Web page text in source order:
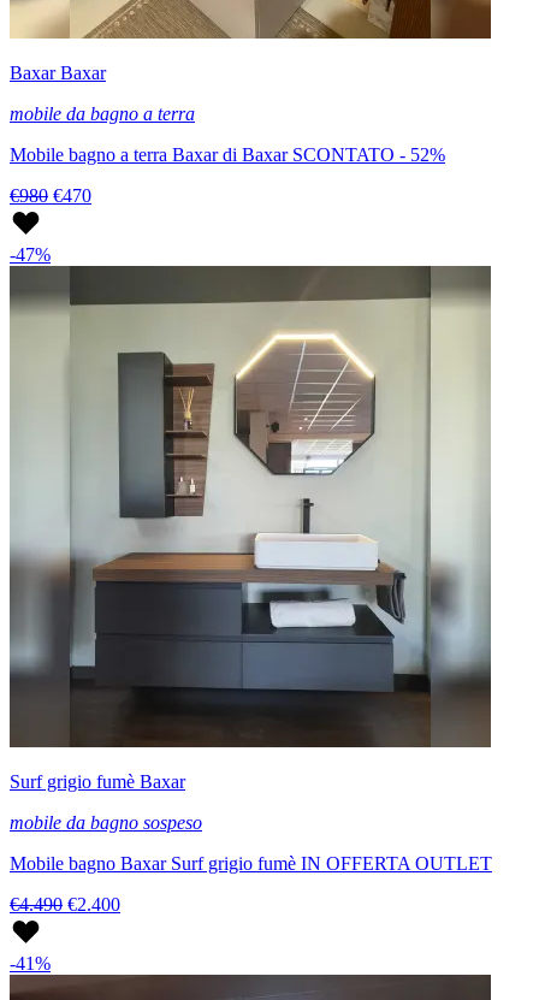
Baxar Baxar
mobile da bagno a terra
Mobile bagno a terra Baxar di Baxar SCONTATO - 52%
€980 €470
-47%
Surf grigio fumè Baxar
mobile da bagno sospeso
Mobile bagno Baxar Surf grigio fumè IN OFFERTA OUTLET
€4.490 €2.400
-41%